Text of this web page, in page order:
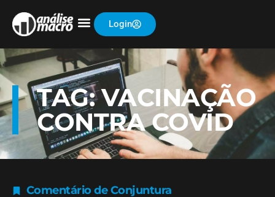
Login
TAG: VACINAÇÃO
CONTRA COVID
Comentário de Conjuntura